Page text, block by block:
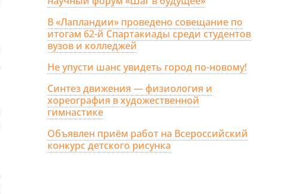
В «Лапландии» проведено совещание по
итогам 62-й Спартакиады среди студентов
вузов и колледжей
Не упусти шанс увидеть город по-новому!
Синтез движения — физиология и
хореография в художественной
гимнастике
Объявлен приём работ на Всероссийский
конкурс детского рисунка